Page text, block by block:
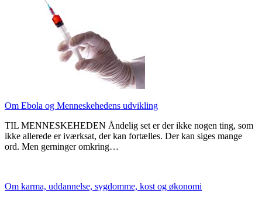
Om Ebola og Menneskehedens udvikling
TIL MENNESKEHEDEN Åndelig set er der ikke nogen ting, som
ikke allerede er iværksat, der kan fortælles. Der kan siges mange
ord. Men gerninger omkring…
Om karma, uddannelse, sygdomme, kost og økonomi